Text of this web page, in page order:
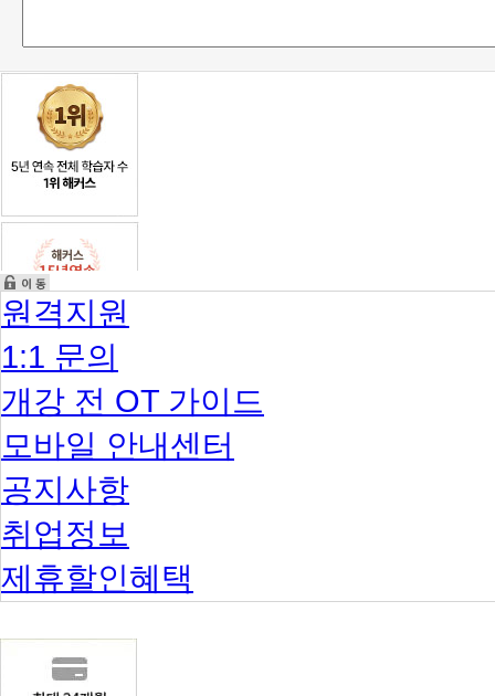
원격지원
1:1 문의
개강 전 OT 가이드
모바일 안내센터
공지사항
취업정보
제휴할인혜택